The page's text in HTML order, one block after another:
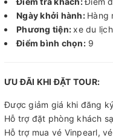
Ngày khởi hành: Hàng
Phương tiện:xe du
Điểm bình chọn:9
ƯU ĐÃI KHI ĐẶT TOUR:
Được giảm giá khi đăng
Hỗ trợ đặt phòng khách
Hỗ trợ mua vé Vinpearl,